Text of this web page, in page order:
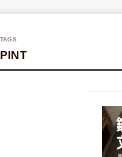
PINT